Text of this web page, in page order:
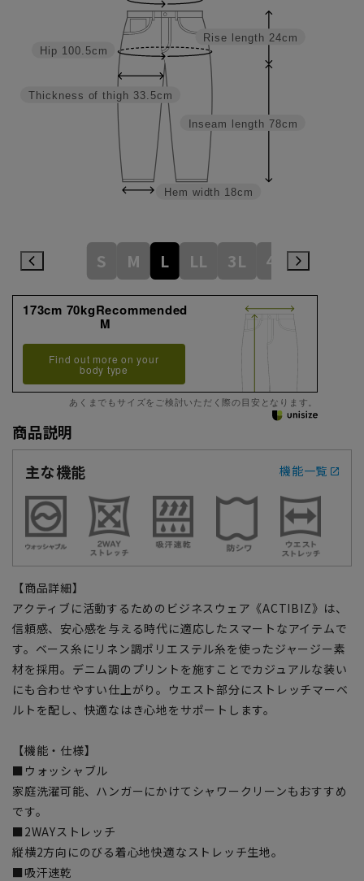
Inseam length 78cm
Rise length 24cm
Hem width 18cm
Thickness of thigh 33.5cm
Hip 100.5cm
S M L LL 3L 4L
173cm 70kgRecommended
M
Find out more on your
body type
あくまでもサイズをご検討いただく際の目安となります。
商品説明
主な機能
機能一覧
【商品詳細】
アクティブに活動するためのビジネスウェア《ACTIBIZ》は、
信頼感、安心感を与える時代に適応したスマートなアイテムで
す。ベース糸にリネン調ポリエステル糸を使ったジャージー素
材を採用。デニム調のプリントを施すことでカジュアルな装い
にも合わせやすい仕上がり。ウエスト部分にストレッチマーベ
ルトを配し、快適なはき心地をサポートします。
【機能・仕様】
■ウォッシャブル
家庭洗濯可能、ハンガーにかけてシャワークリーンもおすすめ
です。
■2WAYストレッチ
縦横2方向にのびる着心地快適なストレッチ生地。
■吸汗速乾